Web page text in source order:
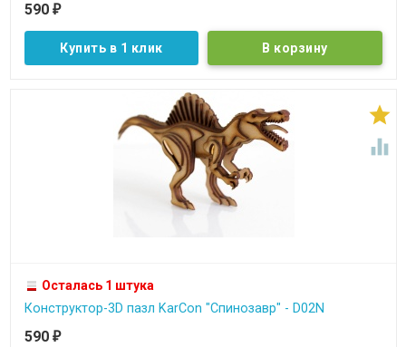
590 ₽
Купить в 1 клик


Осталась 1 штука
Конструктор-3D пазл KarCon "Спинозавр" - D02N
590 ₽